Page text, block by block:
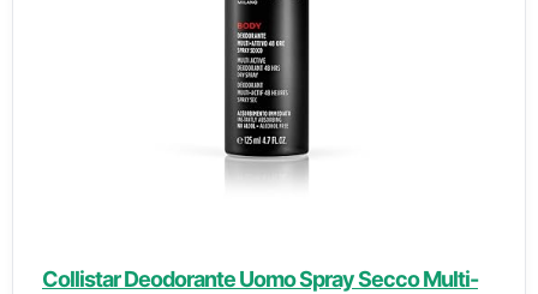
Collistar Deodorante Uomo Spray Secco Multi-